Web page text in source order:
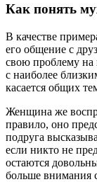
Как понять
В качестве
его общение с
свою проблему на
с наиболее
касается общих
Женщина же
правило, оно
подруга
если никто не
остаются
больше